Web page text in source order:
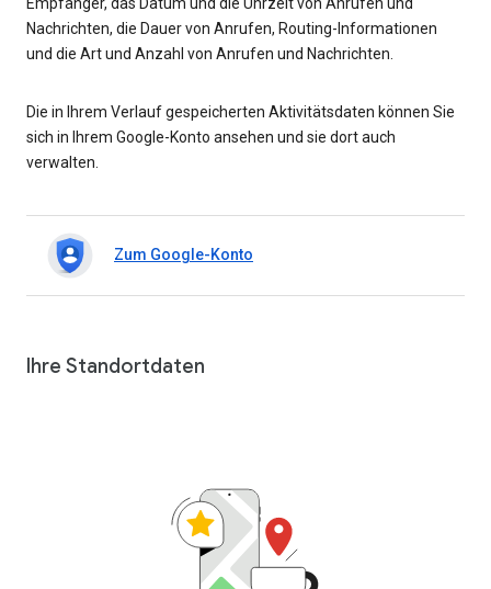
Empfänger, das Datum und die Uhrzeit von Anrufen und
Nachrichten, die Dauer von Anrufen, Routing-Informationen
und die Art und Anzahl von Anrufen und Nachrichten.
Die in Ihrem Verlauf gespeicherten Aktivitätsdaten können Sie
sich in Ihrem Google-Konto ansehen und sie dort auch
verwalten.
Zum Google-Konto
Ihre Standortdaten